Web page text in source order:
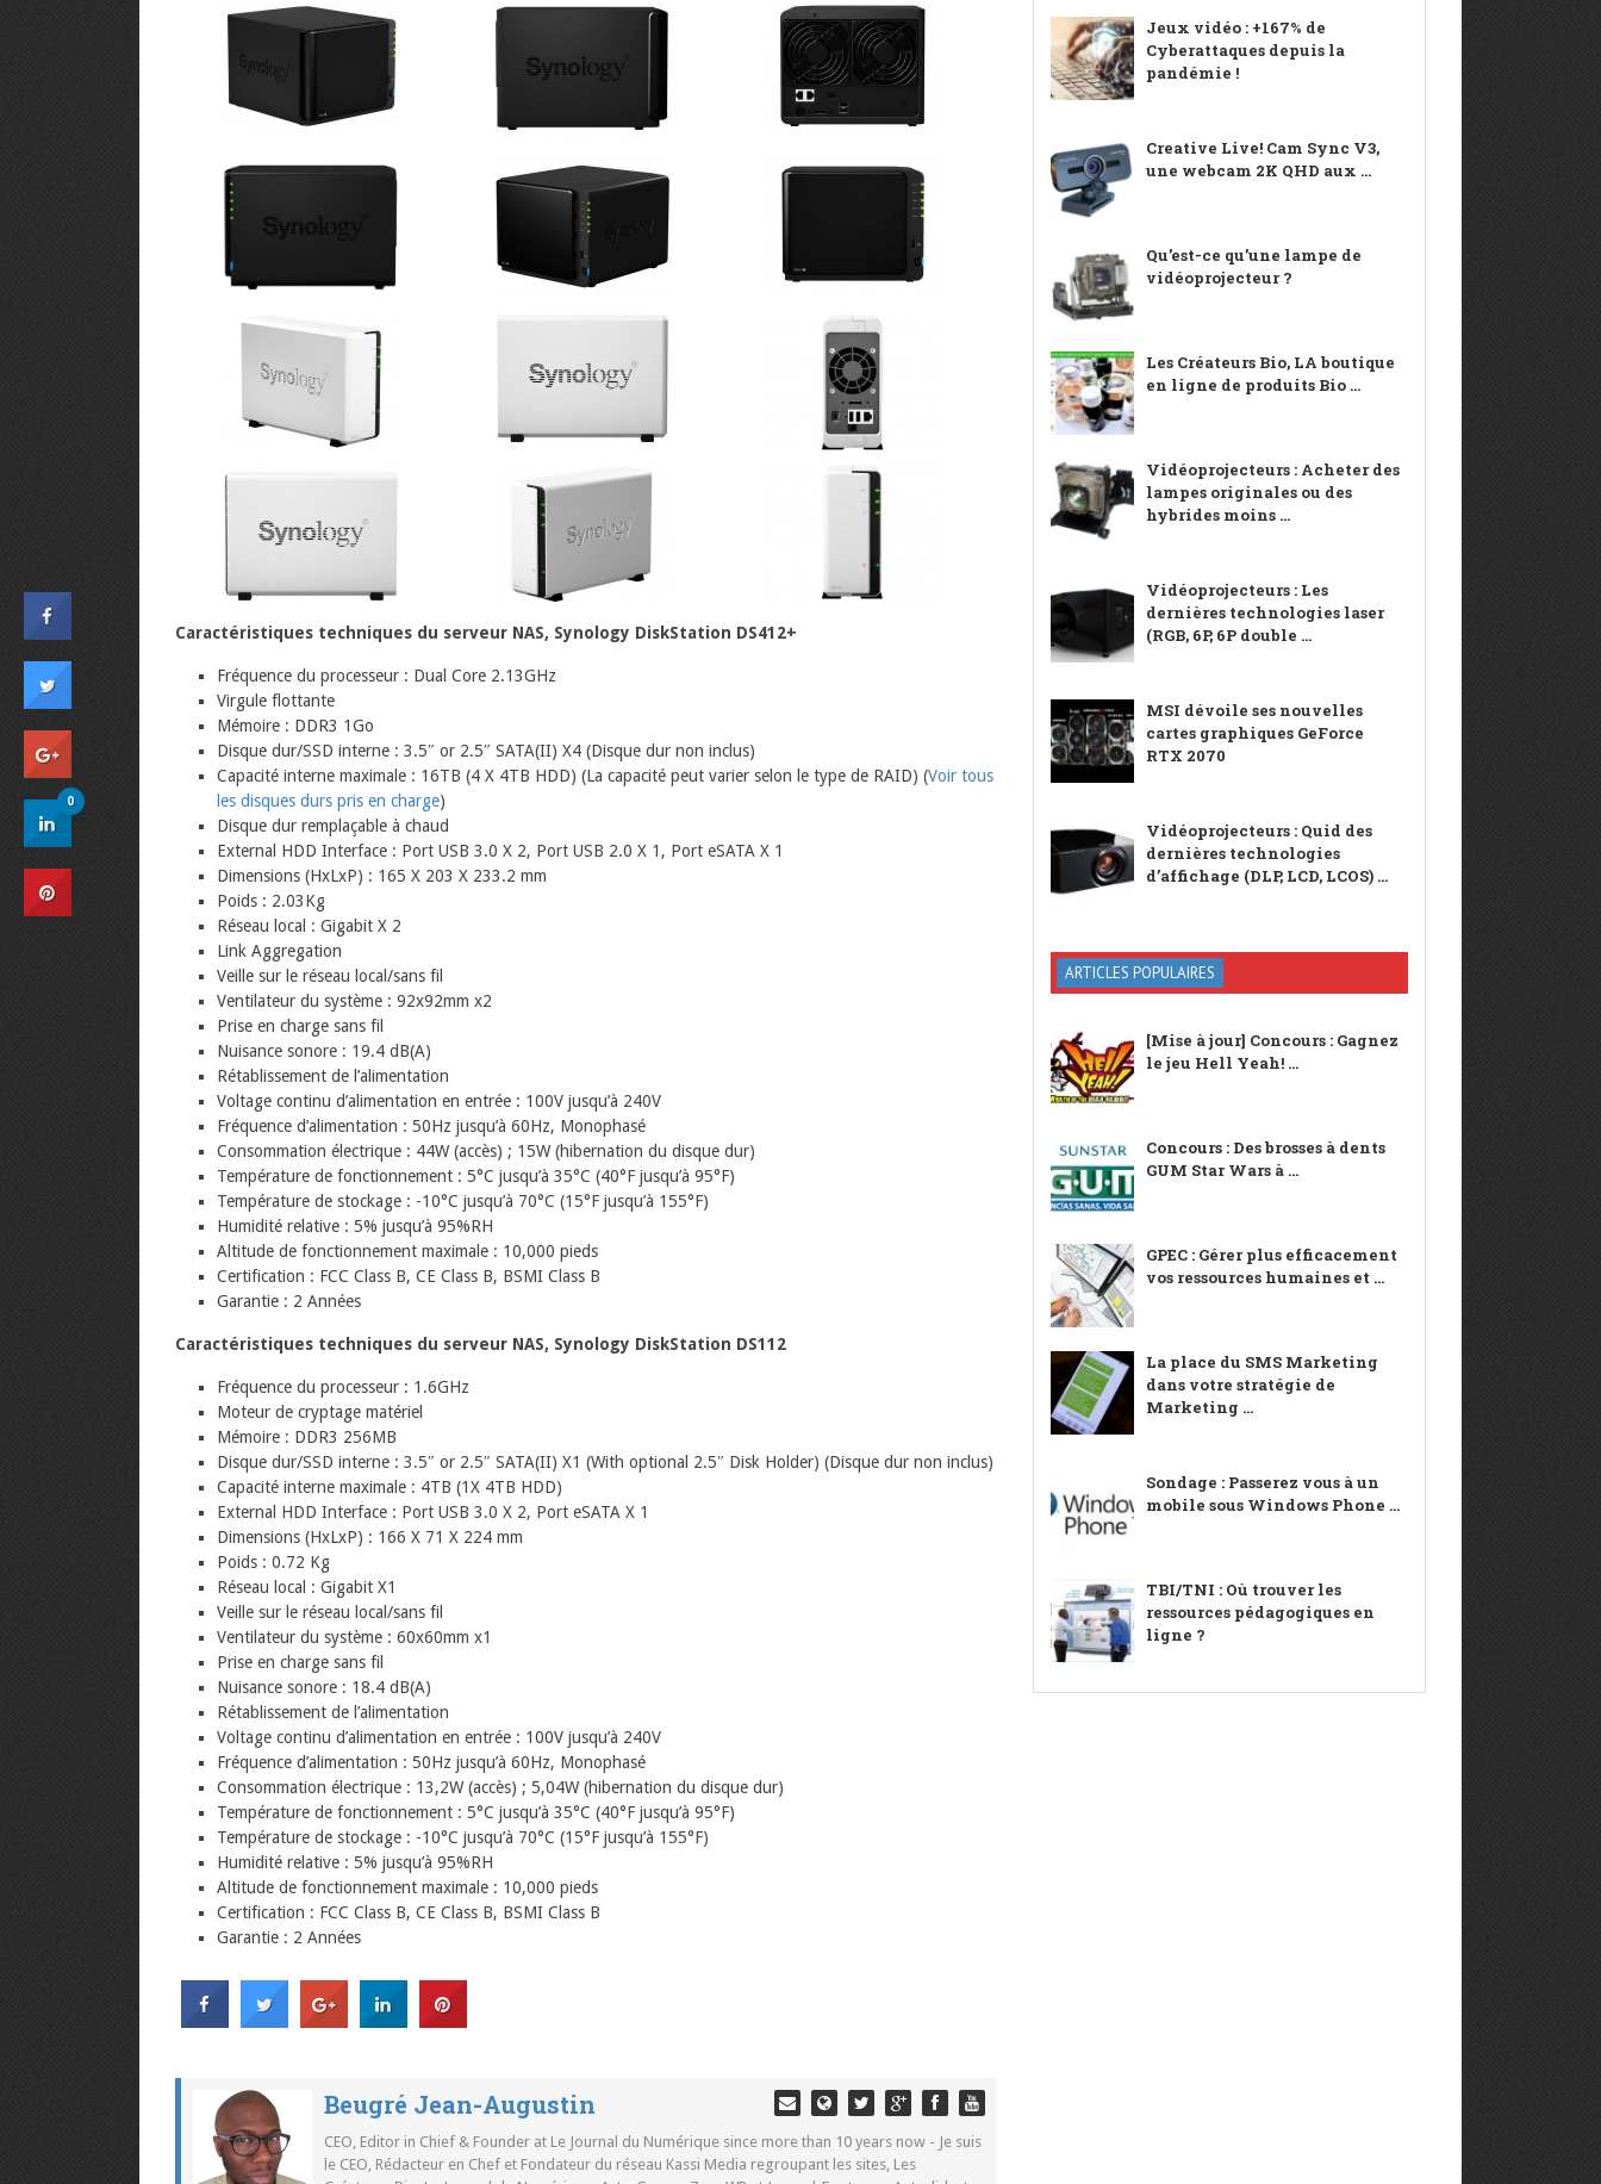
Caractéristiques techniques du serveur NAS, Synology DiskStation DS412+
Fréquence du processeur : Dual Core 2.13GHz
Virgule flottante
Mémoire : DDR3 1Go
Disque dur/SSD interne : 3.5″ or 2.5″ SATA(II) X4 (Disque dur non inclus)
Capacité interne maximale : 16TB (4 X 4TB HDD) (La capacité peut varier selon le type de RAID) (Voir tous
les disques durs pris en charge)
Disque dur remplaçable à chaud
External HDD Interface : Port USB 3.0 X 2, Port USB 2.0 X 1, Port eSATA X 1
Dimensions (HxLxP) : 165 X 203 X 233.2 mm
Poids : 2.03Kg
Réseau local : Gigabit X 2
Link Aggregation
Veille sur le réseau local/sans fil
Ventilateur du système : 92x92mm x2
Prise en charge sans fil
Nuisance sonore : 19.4 dB(A)
Rétablissement de l’alimentation
Voltage continu d’alimentation en entrée : 100V jusqu’à 240V
Fréquence d’alimentation : 50Hz jusqu’à 60Hz, Monophasé
Consommation électrique : 44W (accès) ; 15W (hibernation du disque dur)
Température de fonctionnement : 5°C jusqu’à 35°C (40°F jusqu’à 95°F)
Température de stockage : -10°C jusqu’à 70°C (15°F jusqu’à 155°F)
Humidité relative : 5% jusqu’à 95%RH
Altitude de fonctionnement maximale : 10,000 pieds
Certification : FCC Class B, CE Class B, BSMI Class B
Garantie : 2 Années
Caractéristiques techniques du serveur NAS, Synology DiskStation DS112
Fréquence du processeur : 1.6GHz
Moteur de cryptage matériel
Mémoire : DDR3 256MB
Disque dur/SSD interne : 3.5″ or 2.5″ SATA(II) X1 (With optional 2.5″ Disk Holder) (Disque dur non inclus)
Capacité interne maximale : 4TB (1X 4TB HDD)
External HDD Interface : Port USB 3.0 X 2, Port eSATA X 1
Dimensions (HxLxP) : 166 X 71 X 224 mm
Poids : 0.72 Kg
Réseau local : Gigabit X1
Veille sur le réseau local/sans fil
Ventilateur du système : 60x60mm x1
Prise en charge sans fil
Nuisance sonore : 18.4 dB(A)
Rétablissement de l’alimentation
Voltage continu d’alimentation en entrée : 100V jusqu’à 240V
Fréquence d’alimentation : 50Hz jusqu’à 60Hz, Monophasé
Consommation électrique : 13,2W (accès) ; 5,04W (hibernation du disque dur)
Température de fonctionnement : 5°C jusqu’à 35°C (40°F jusqu’à 95°F)
Température de stockage : -10°C jusqu’à 70°C (15°F jusqu’à 155°F)
Humidité relative : 5% jusqu’à 95%RH
Altitude de fonctionnement maximale : 10,000 pieds
Certification : FCC Class B, CE Class B, BSMI Class B
Garantie : 2 Années
Beugré Jean-Augustin
CEO, Editor in Chief & Founder at Le Journal du Numérique since more than 10 years now - Je suis
le CEO, Rédacteur en Chef et Fondateur du réseau Kassi Media regroupant les sites, Les
Jeux vidéo : +167% de
Cyberattaques depuis la
pandémie !
Creative Live! Cam Sync V3,
une webcam 2K QHD aux ...
Qu’est-ce qu’une lampe de
vidéoprojecteur ?
Les Créateurs Bio, LA boutique
en ligne de produits Bio ...
Vidéoprojecteurs : Acheter des
lampes originales ou des
hybrides moins ...
Vidéoprojecteurs : Les
dernières technologies laser
(RGB, 6P, 6P double ...
MSI dévoile ses nouvelles
cartes graphiques GeForce
RTX 2070
Vidéoprojecteurs : Quid des
dernières technologies
d’affichage (DLP, LCD, LCOS) ...
ARTICLES POPULAIRES
[Mise à jour] Concours : Gagnez
le jeu Hell Yeah! ...
Concours : Des brosses à dents
GUM Star Wars à ...
GPEC : Gérer plus efficacement
vos ressources humaines et ...
La place du SMS Marketing
dans votre stratégie de
Marketing ...
Sondage : Passerez vous à un
mobile sous Windows Phone ...
TBI/TNI : Où trouver les
ressources pédagogiques en
ligne ?
0